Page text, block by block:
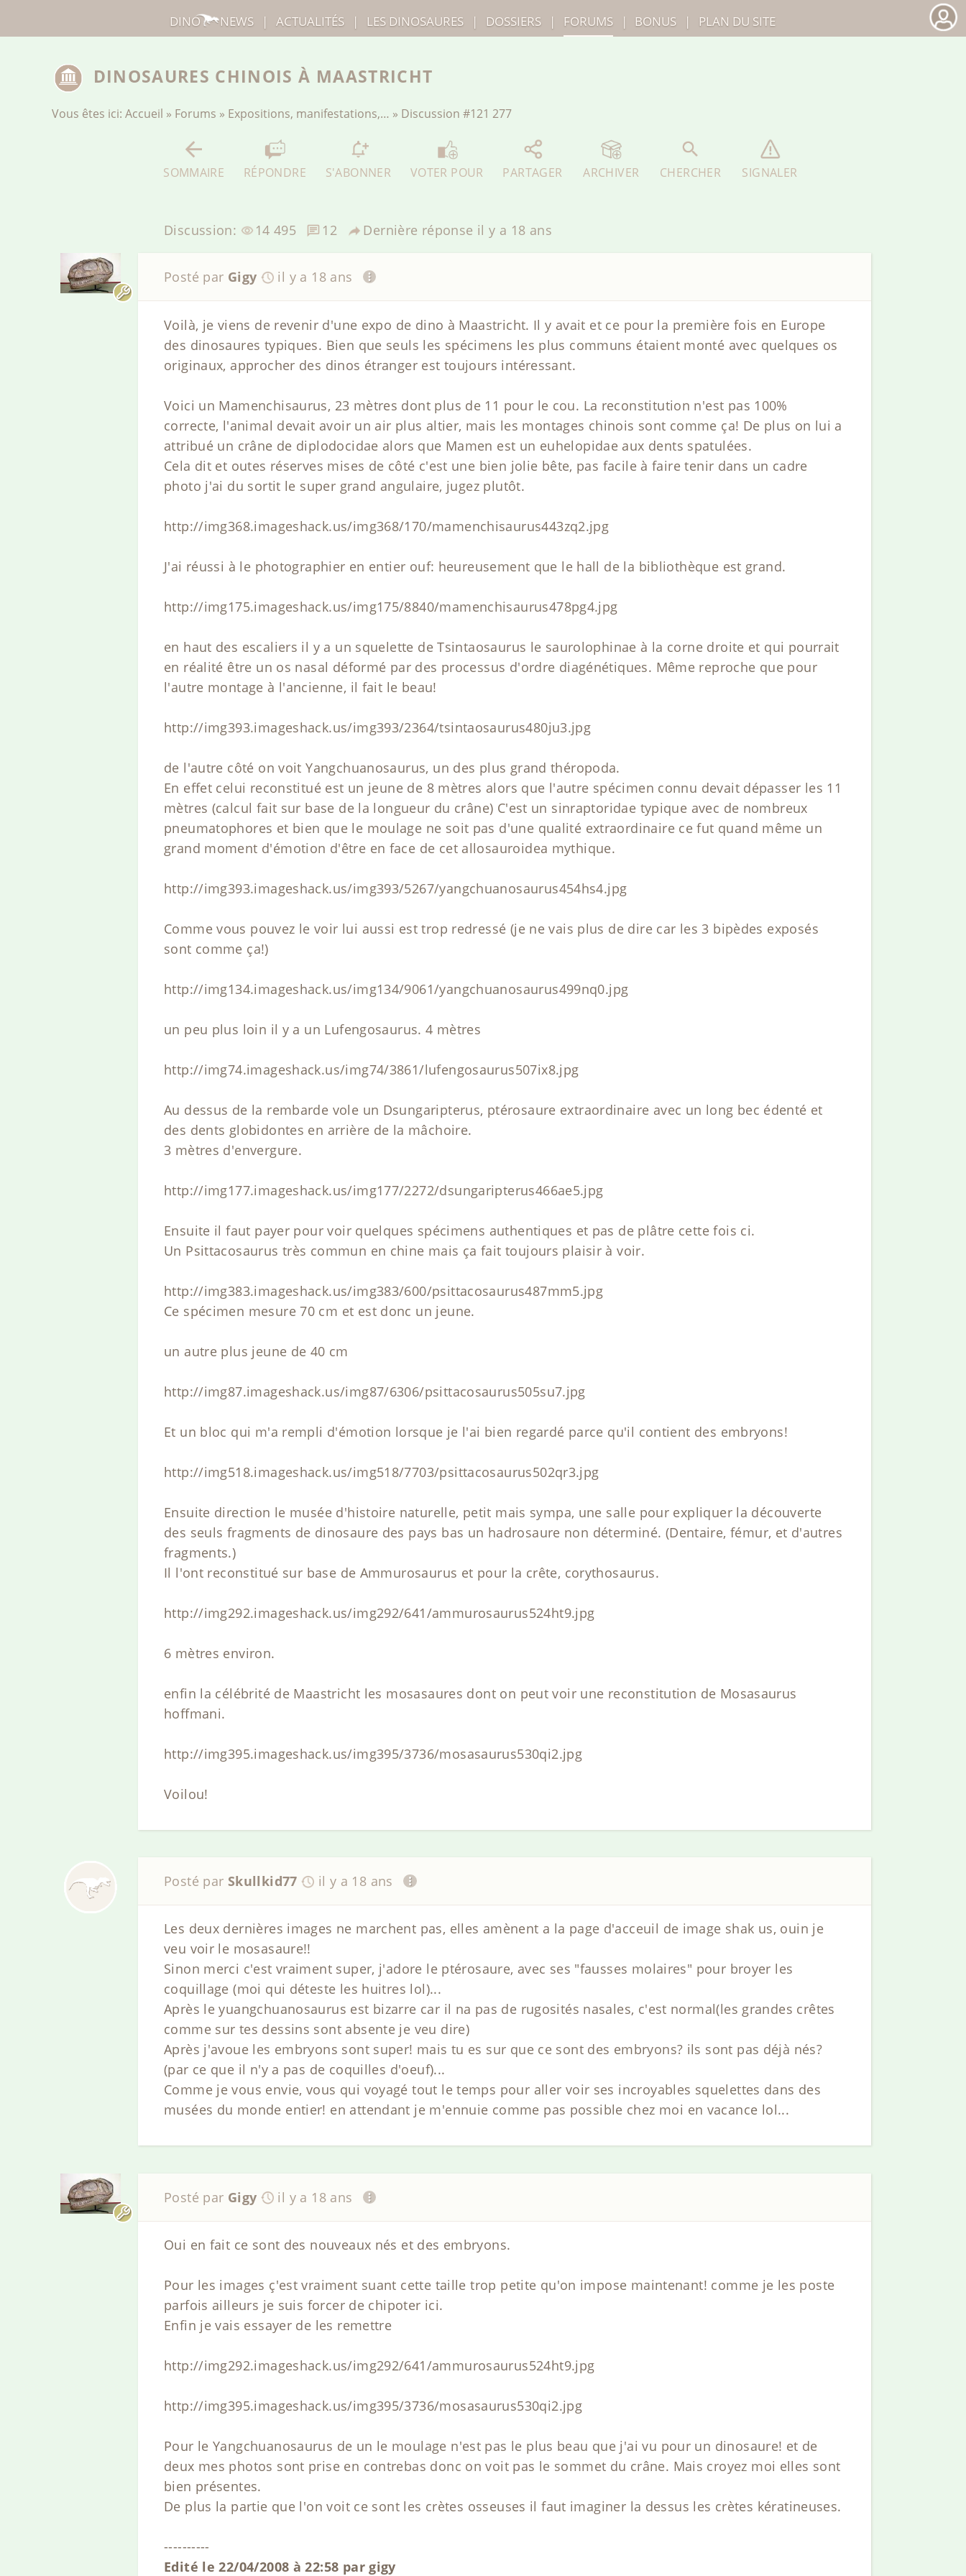
DINOSAURES CHINOIS À MAASTRICHT
Vous êtes ici: Accueil » Forums » Expositions, manifestations,… » Discussion #121 277
SOMMAIRE RÉPONDRE S'ABONNER VOTER POUR PARTAGER ARCHIVER CHERCHER SIGNALER
Discussion: 14 495 12 Dernière réponse il y a 18 ans
Posté par Gigy il y a 18 ans
Voilà, je viens de revenir d'une expo de dino à Maastricht. Il y avait et ce pour la première fois en Europe
des dinosaures typiques. Bien que seuls les spécimens les plus communs étaient monté avec quelques os
originaux, approcher des dinos étranger est toujours intéressant.
Voici un Mamenchisaurus, 23 mètres dont plus de 11 pour le cou. La reconstitution n'est pas 100%
correcte, l'animal devait avoir un air plus altier, mais les montages chinois sont comme ça! De plus on lui a
attribué un crâne de diplodocidae alors que Mamen est un euhelopidae aux dents spatulées.
Cela dit et outes réserves mises de côté c'est une bien jolie bête, pas facile à faire tenir dans un cadre
photo j'ai du sortit le super grand angulaire, jugez plutôt.
http://img368.imageshack.us/img368/170/mamenchisaurus443zq2.jpg
J'ai réussi à le photographier en entier ouf: heureusement que le hall de la bibliothèque est grand.
http://img175.imageshack.us/img175/8840/mamenchisaurus478pg4.jpg
en haut des escaliers il y a un squelette de Tsintaosaurus le saurolophinae à la corne droite et qui pourrait
en réalité être un os nasal déformé par des processus d'ordre diagénétiques. Même reproche que pour
l'autre montage à l'ancienne, il fait le beau!
http://img393.imageshack.us/img393/2364/tsintaosaurus480ju3.jpg
de l'autre côté on voit Yangchuanosaurus, un des plus grand théropoda.
En effet celui reconstitué est un jeune de 8 mètres alors que l'autre spécimen connu devait dépasser les 11
mètres (calcul fait sur base de la longueur du crâne) C'est un sinraptoridae typique avec de nombreux
pneumatophores et bien que le moulage ne soit pas d'une qualité extraordinaire ce fut quand même un
grand moment d'émotion d'être en face de cet allosauroidea mythique.
http://img393.imageshack.us/img393/5267/yangchuanosaurus454hs4.jpg
Comme vous pouvez le voir lui aussi est trop redressé (je ne vais plus de dire car les 3 bipèdes exposés
sont comme ça!)
http://img134.imageshack.us/img134/9061/yangchuanosaurus499nq0.jpg
un peu plus loin il y a un Lufengosaurus. 4 mètres
http://img74.imageshack.us/img74/3861/lufengosaurus507ix8.jpg
Au dessus de la rembarde vole un Dsungaripterus, ptérosaure extraordinaire avec un long bec édenté et
des dents globidontes en arrière de la mâchoire.
3 mètres d'envergure.
http://img177.imageshack.us/img177/2272/dsungaripterus466ae5.jpg
Ensuite il faut payer pour voir quelques spécimens authentiques et pas de plâtre cette fois ci.
Un Psittacosaurus très commun en chine mais ça fait toujours plaisir à voir.
http://img383.imageshack.us/img383/600/psittacosaurus487mm5.jpg
Ce spécimen mesure 70 cm et est donc un jeune.
un autre plus jeune de 40 cm
http://img87.imageshack.us/img87/6306/psittacosaurus505su7.jpg
Et un bloc qui m'a rempli d'émotion lorsque je l'ai bien regardé parce qu'il contient des embryons!
http://img518.imageshack.us/img518/7703/psittacosaurus502qr3.jpg
Ensuite direction le musée d'histoire naturelle, petit mais sympa, une salle pour expliquer la découverte
des seuls fragments de dinosaure des pays bas un hadrosaure non déterminé. (Dentaire, fémur, et d'autres
fragments.)
Il l'ont reconstitué sur base de Ammurosaurus et pour la crête, corythosaurus.
http://img292.imageshack.us/img292/641/ammurosaurus524ht9.jpg
6 mètres environ.
enfin la célébrité de Maastricht les mosasaures dont on peut voir une reconstitution de Mosasaurus
hoffmani.
http://img395.imageshack.us/img395/3736/mosasaurus530qi2.jpg
Voilou!
Posté par Skullkid77 il y a 18 ans
Les deux dernières images ne marchent pas, elles amènent a la page d'acceuil de image shak us, ouin je
veu voir le mosasaure!!
Sinon merci c'est vraiment super, j'adore le ptérosaure, avec ses "fausses molaires" pour broyer les
coquillage (moi qui déteste les huitres lol)...
Après le yuangchuanosaurus est bizarre car il na pas de rugosités nasales, c'est normal(les grandes crêtes
comme sur tes dessins sont absente je veu dire)
Après j'avoue les embryons sont super! mais tu es sur que ce sont des embryons? ils sont pas déjà nés?
(par ce que il n'y a pas de coquilles d'oeuf)...
Comme je vous envie, vous qui voyagé tout le temps pour aller voir ses incroyables squelettes dans des
musées du monde entier! en attendant je m'ennuie comme pas possible chez moi en vacance lol...
Posté par Gigy il y a 18 ans
Oui en fait ce sont des nouveaux nés et des embryons.
Pour les images ç'est vraiment suant cette taille trop petite qu'on impose maintenant! comme je les poste
parfois ailleurs je suis forcer de chipoter ici.
Enfin je vais essayer de les remettre
http://img292.imageshack.us/img292/641/ammurosaurus524ht9.jpg
http://img395.imageshack.us/img395/3736/mosasaurus530qi2.jpg
Pour le Yangchuanosaurus de un le moulage n'est pas le plus beau que j'ai vu pour un dinosaure! et de
deux mes photos sont prise en contrebas donc on voit pas le sommet du crâne. Mais croyez moi elles sont
bien présentes.
De plus la partie que l'on voit ce sont les crètes osseuses il faut imaginer la dessus les crètes kératineuses.
----------
Edité le 22/04/2008 à 22:58 par gigy
DINO NEWS | ACTUALITÉS | LES DINOSAURES | DOSSIERS | FORUMS | BONUS | PLAN DU SITE